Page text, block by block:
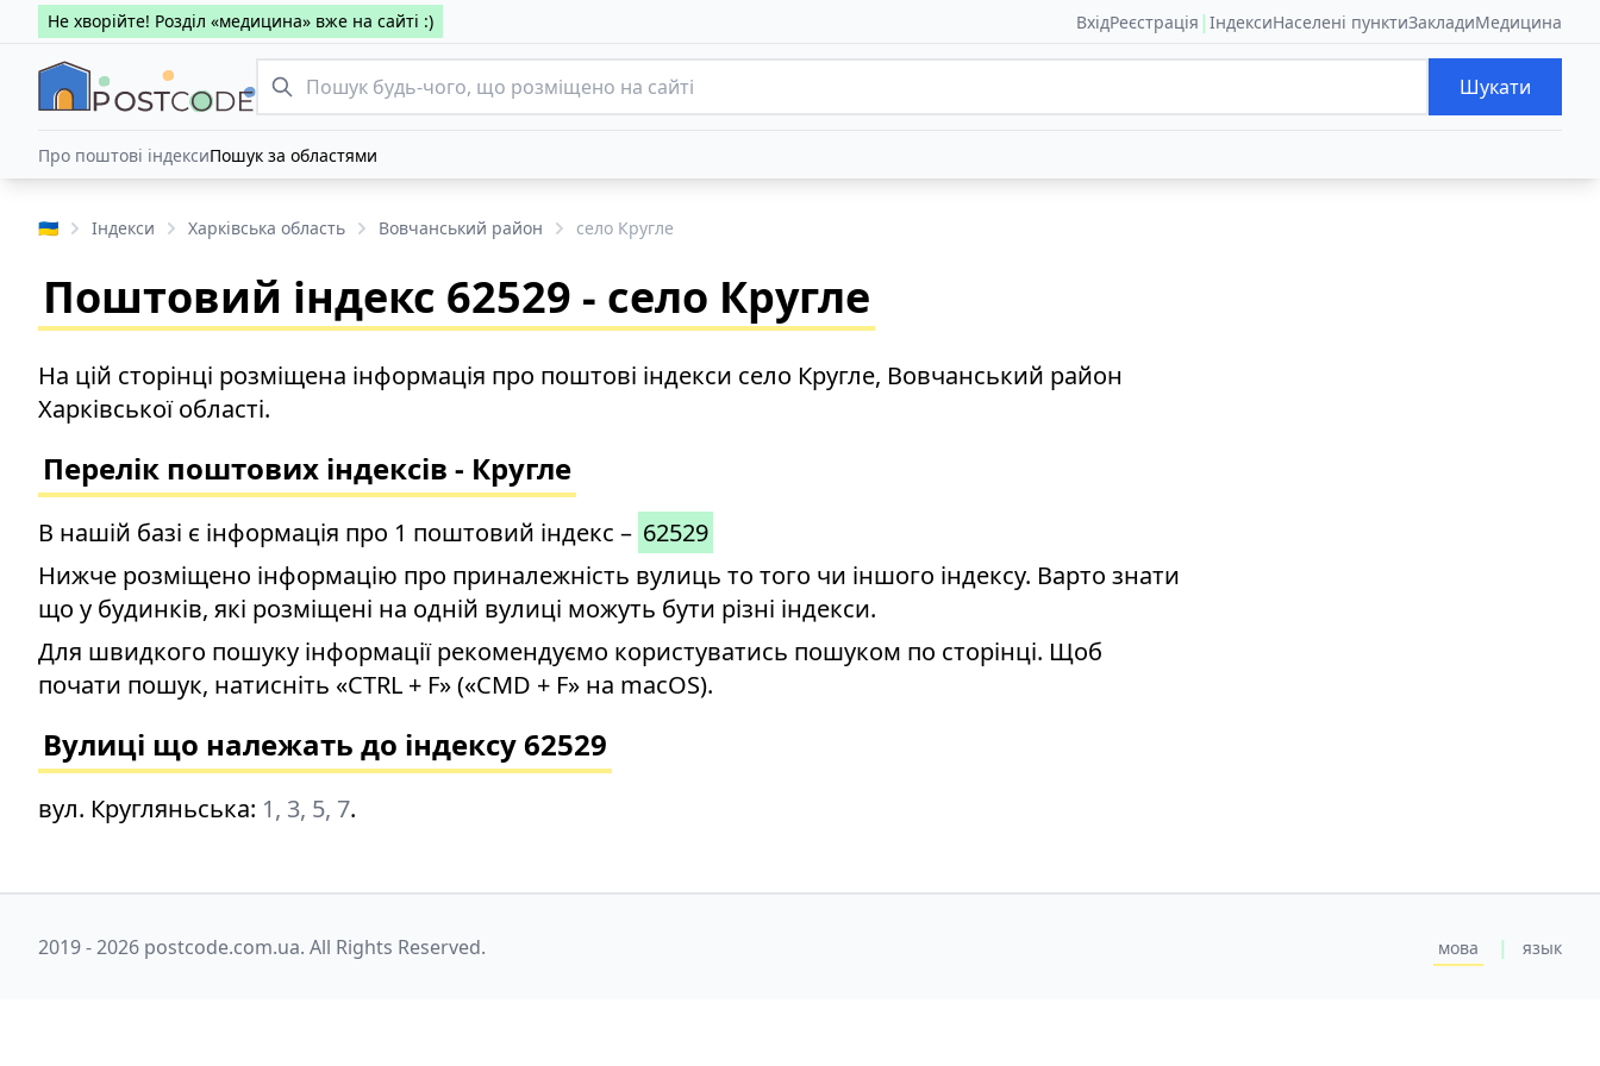
Не хворійте! Розділ «медицина» вже на сайті :) ВхідРеєстрація | ІндексиНаселені пунктиЗакладиМедицина
Шукати
Про поштові індексиПошук за областями
🇺🇦 Індекси Харківська область Вовчанський район село Кругле
Поштовий індекс 62529 - село Кругле
На цій сторінці розміщена інформація про поштові індекси село Кругле, Вовчанський район
Харківської області.
Перелік поштових індексів - Кругле
В нашій базі є інформація про 1 поштовий індекс – 62529
Нижче розміщено інформацію про приналежність вулиць то того чи іншого індексу. Варто знати
що у будинків, які розміщені на одній вулиці можуть бути різні індекси.
Для швидкого пошуку інформації рекомендуємо користуватись пошуком по сторінці. Щоб
почати пошук, натисніть «CTRL + F» («CMD + F» на macOS).
Вулиці що належать до індексу 62529
вул. Кругляньська: 1, 3, 5, 7.
2019 - 2026 postcode.com.ua. All Rights Reserved. мова | язык